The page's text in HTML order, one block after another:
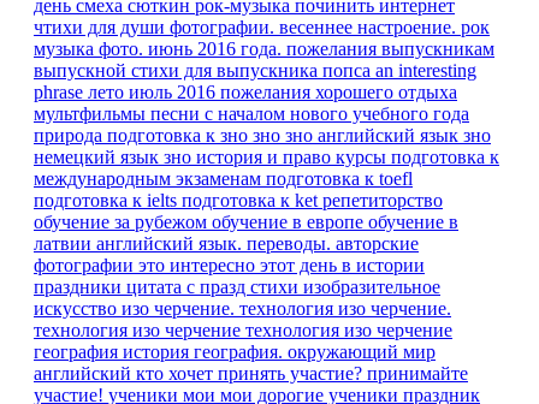
день смеха сюткин рок-музыка починить интернет
чтихи для души фотографии. весеннее настроение. рок
музыка фото. июнь 2016 года. пожелания выпускникам
выпускной стихи для выпускника попса an interesting
phrase лето июль 2016 пожелания хорошего отдыха
мультфильмы песни с началом нового учебного года
природа подготовка к зно зно зно английский язык зно
немецкий язык зно история и право курсы подготовка к
международным экзаменам подготовка к toefl
подготовка к ielts подготовка к ket репетиторство
обучение за рубежом обучение в европе обучение в
латвии английский язык. переводы. авторские
фотографии это интересно этот день в истории
праздники цитата с празд стихи изобразительное
искусство изо черчение. технология изо черчение.
технология изо черчение технология изо черчение
география история география. окружающий мир
английский кто хочет принять участие? принимайте
участие! ученики мои мои дорогие ученики праздник